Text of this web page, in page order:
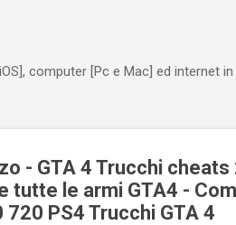
computer [Pc e Mac] ed internet
- GTA 4 Trucchi
tutte le armi GTA4 -
720 PS4 Trucchi GTA 4